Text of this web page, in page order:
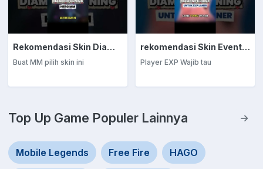
Rekomendasi Skin Diamond Kuning: Marksman
Buat MM pilih skin ini
rekomendasi Skin Event Diamond Kuning: EXP Laner
Player EXP Wajib tau
Top Up Game Populer Lainnya
Mobile Legends Free Fire HAGO